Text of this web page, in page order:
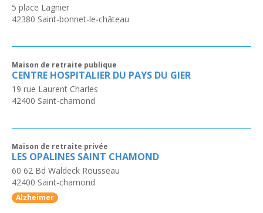
5 place Lagnier
42380 Saint-bonnet-le-château
Maison de retraite publique
CENTRE HOSPITALIER DU PAYS DU GIER
19 rue Laurent Charles
42400 Saint-chamond
Maison de retraite privée
LES OPALINES SAINT CHAMOND
60 62 Bd Waldeck Rousseau
42400 Saint-chamond
Alzheimer